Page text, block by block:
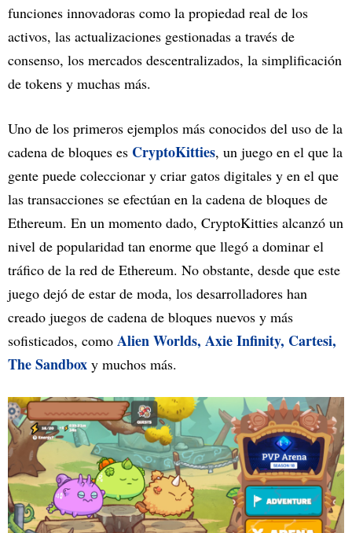
funciones innovadoras como la propiedad real de los
activos, las actualizaciones gestionadas a través de
consenso, los mercados descentralizados, la simplificación
de tokens y muchas más.
Uno de los primeros ejemplos más conocidos del uso de la
cadena de bloques es CryptoKitties, un juego en el que la
gente puede coleccionar y criar gatos digitales y en el que
las transacciones se efectúan en la cadena de bloques de
Ethereum. En un momento dado, CryptoKitties alcanzó un
nivel de popularidad tan enorme que llegó a dominar el
tráfico de la red de Ethereum. No obstante, desde que este
juego dejó de estar de moda, los desarrolladores han
creado juegos de cadena de bloques nuevos y más
sofisticados, como Alien Worlds, Axie Infinity, Cartesi,
The Sandbox y muchos más.